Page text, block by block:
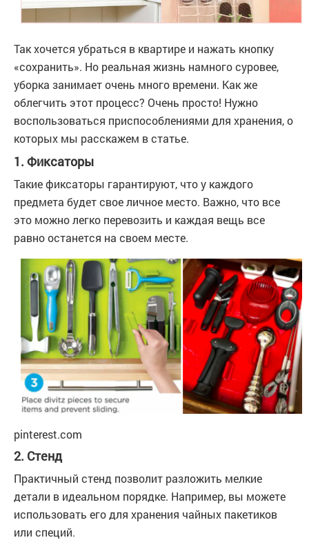
Так хочется убраться в квартире и нажать кнопку
«сохранить». Но реальная жизнь намного суровее,
уборка занимает очень много времени. Как же
облегчить этот процесс? Очень просто! Нужно
воспользоваться приспособлениями для хранения, о
которых мы расскажем в статье.
1. Фиксаторы
Такие фиксаторы гарантируют, что у каждого
предмета будет свое личное место. Важно, что все
это можно легко перевозить и каждая вещь все
равно останется на своем месте.
pinterest.com
2. Стенд
Практичный стенд позволит разложить мелкие
детали в идеальном порядке. Например, вы можете
использовать его для хранения чайных пакетиков
или специй.